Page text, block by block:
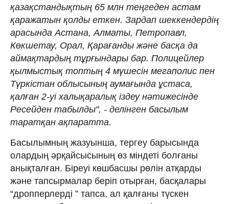
қазақстандықтың 65 млн теңгеден астам
қаражатын қолды еткен. Зардап шеккендердің
арасында Астана, Алматы, Петропавл,
Көкшетау, Орал, Қарағанды ​​және басқа да
аймақтардың тұрғындары бар. Полицейлер
қылмыстық топтың 4 мүшесін мегаполис пен
Түркістан облысының аумағында ұстаса,
қалған 2-уі халықаралық іздеу нәтижесінде
Ресейден табылды", - делінген басылым
таратқан ақпаратта.
Басылымның жазуынша, тергеу барысында
олардың әрқайсысының өз міндеті болғаны
анықталған. Біреуі көшбасшы рөлін атқарды
және тапсырмалар беріп отырған, басқалары
“дропперлерді ” тапса, ал қалғаны түскен